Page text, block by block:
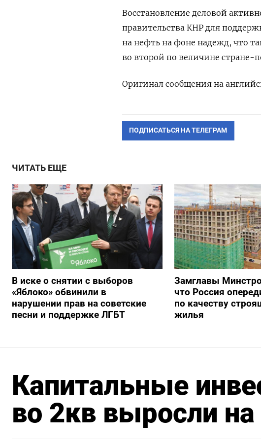
Восстановление деловой
правительства КНР для
на нефть на фоне надежд, что
во второй по величине стране-
Оригинал сообщения на
ПОДПИСАТЬСЯ НА ТЕЛЕГРАМ
ЧИТАТЬ ЕЩЕ
В иске о снятии с выборов
«Яблоко» обвинили в
нарушении прав на советские
песни и поддержке ЛГБТ
Замглавы
что Россия
по качеству
жилья
Капитальные
во 2кв выросли на